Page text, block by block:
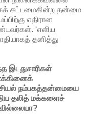
கட்டமைகின்ற தன்மை
எதிரான
‘எளிய
தனித்து
இடதுசாரிகள்
நம்பகத்தன்மையை
தலித் மக்களைச்